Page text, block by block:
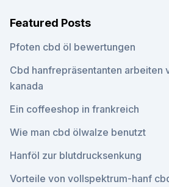
Featured Posts
Pfoten cbd öl bewertungen
Cbd hanfrepräsentanten arbeiten
kanada
Ein coffeeshop in frankreich
Wie man cbd ölwalze benutzt
Hanföl zur blutdrucksenkung
Vorteile von vollspektrum-hanf